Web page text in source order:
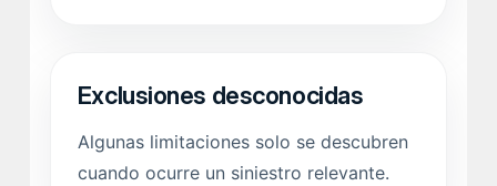
Exclusiones desconocidas
Algunas limitaciones solo se descubren
cuando ocurre un siniestro relevante.